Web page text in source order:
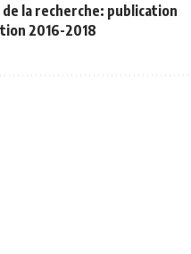
la recherche: publication
2016-2018